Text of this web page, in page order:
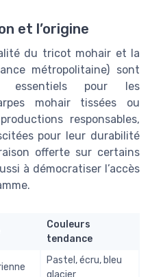
et l’origine
du tricot mohair et la
métropolitaine) sont
essentiels pour les
mohair tissées ou
responsables,
pour leur durabilité
offerte sur certains
à démocratiser l’accès
Couleurs
tendance
Pastel, écru, bleu